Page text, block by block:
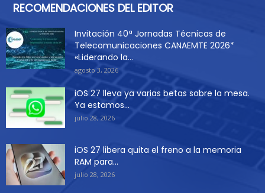
RECOMENDACIONES DEL EDITOR
Invitación 40ª Jornadas Técnicas de
Telecomunicaciones CANAEMTE 2026*
«Liderando la...
agosto 3, 2026
iOS 27 lleva ya varias betas sobre la mesa.
Ya estamos...
julio 28, 2026
iOS 27 libera quita el freno a la memoria
RAM para...
julio 28, 2026